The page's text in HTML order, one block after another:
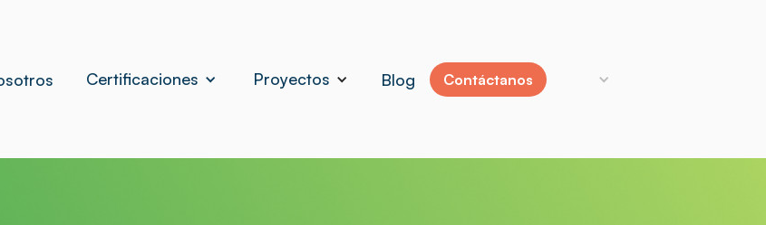
Certificaciones Proyectos Blog Contáctanos